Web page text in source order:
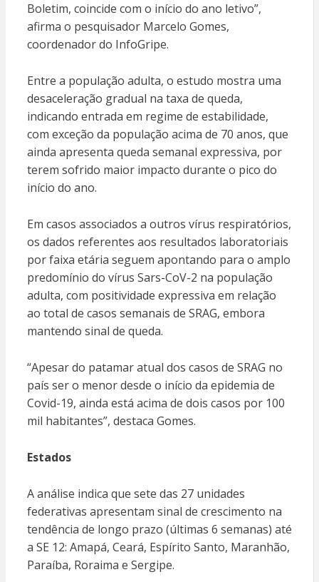
Boletim, coincide com o início do ano letivo”,
afirma o pesquisador Marcelo Gomes,
coordenador do InfoGripe.
Entre a população adulta, o estudo mostra uma
desaceleração gradual na taxa de queda,
indicando entrada em regime de estabilidade,
com exceção da população acima de 70 anos, que
ainda apresenta queda semanal expressiva, por
terem sofrido maior impacto durante o pico do
início do ano.
Em casos associados a outros vírus respiratórios,
os dados referentes aos resultados laboratoriais
por faixa etária seguem apontando para o amplo
predomínio do vírus Sars-CoV-2 na população
adulta, com positividade expressiva em relação
ao total de casos semanais de SRAG, embora
mantendo sinal de queda.
“Apesar do patamar atual dos casos de SRAG no
país ser o menor desde o início da epidemia de
Covid-19, ainda está acima de dois casos por 100
mil habitantes”, destaca Gomes.
Estados
A análise indica que sete das 27 unidades
federativas apresentam sinal de crescimento na
tendência de longo prazo (últimas 6 semanas) até
a SE 12: Amapá, Ceará, Espírito Santo, Maranhão,
Paraíba, Roraima e Sergipe.